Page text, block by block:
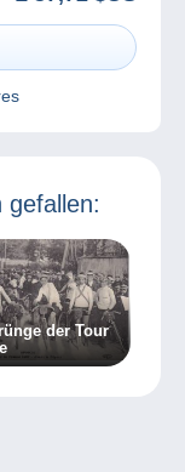
gefallen:
der Tour